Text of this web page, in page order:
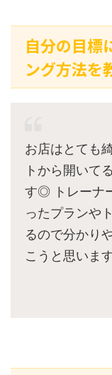
自分の目標
ング方法を
お店はとても
トから開いて
す◎ トレーナ
ったプランや
るので分かり
こうと思います